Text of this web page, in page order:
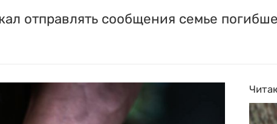
отправлять сообщения семье